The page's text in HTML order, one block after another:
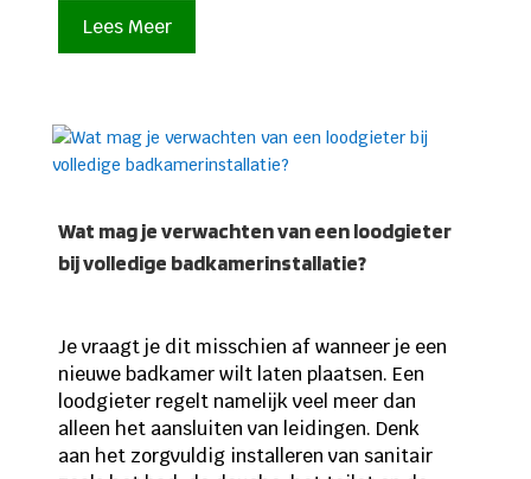
Lees Meer
Wat mag je verwachten van een loodgieter
bij volledige badkamerinstallatie?
Je vraagt je dit misschien af wanneer je een
nieuwe badkamer wilt laten plaatsen. Een
loodgieter regelt namelijk veel meer dan
alleen het aansluiten van leidingen. Denk
aan het zorgvuldig installeren van sanitair